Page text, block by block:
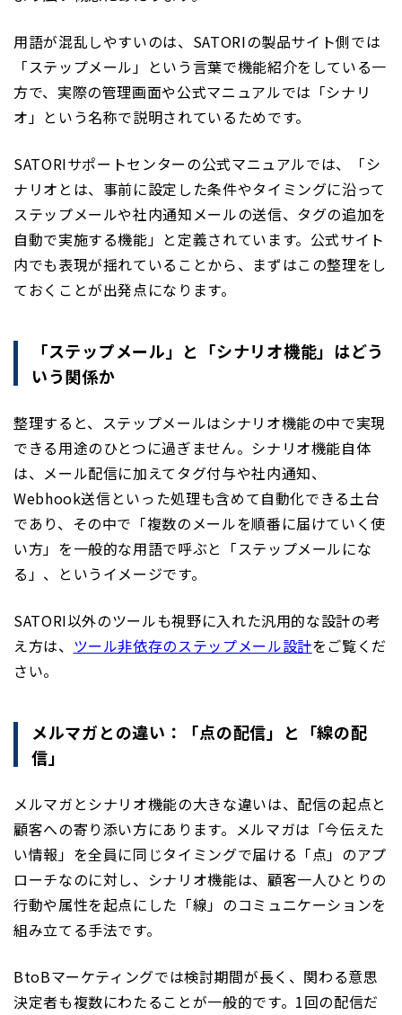
用語が混乱しやすいのは、SATORIの製品サイト側では
「ステップメール」という言葉で機能紹介をしている一
方で、実際の管理画面や公式マニュアルでは「シナリ
オ」という名称で説明されているためです。
SATORIサポートセンターの公式マニュアルでは、「シ
ナリオとは、事前に設定した条件やタイミングに沿って
ステップメールや社内通知メールの送信、タグの追加を
自動で実施する機能」と定義されています。公式サイト
内でも表現が揺れていることから、まずはこの整理をし
ておくことが出発点になります。
「ステップメール」と「シナリオ機能」はどう
いう関係か
整理すると、ステップメールはシナリオ機能の中で実現
できる用途のひとつに過ぎません。シナリオ機能自体
は、メール配信に加えてタグ付与や社内通知、
Webhook送信といった処理も含めて自動化できる土台
であり、その中で「複数のメールを順番に届けていく使
い方」を一般的な用語で呼ぶと「ステップメールにな
る」、というイメージです。
SATORI以外のツールも視野に入れた汎用的な設計の考
え方は、 ツール非依存のステップメール設計をご覧くだ
さい。
メルマガとの違い：「点の配信」と「線の配
信」
メルマガとシナリオ機能の大きな違いは、配信の起点と
顧客への寄り添い方にあります。メルマガは「今伝えた
い情報」を全員に同じタイミングで届ける「点」のアプ
ローチなのに対し、シナリオ機能は、顧客一人ひとりの
行動や属性を起点にした「線」のコミュニケーションを
組み立てる手法です。
BtoBマーケティングでは検討期間が長く、関わる意思
決定者も複数にわたることが一般的です。1回の配信だ